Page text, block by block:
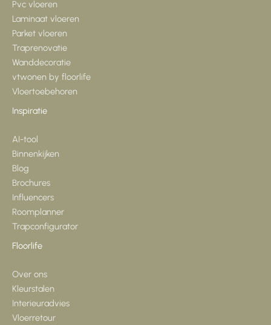
Pvc vloeren
Laminaat vloeren
Parket vloeren
Traprenovatie
Wanddecoratie
vtwonen by floorlife
Vloertoebehoren
Inspiratie
AI-tool
Binnenkijken
Blog
Brochures
Influencers
Roomplanner
Trapconfigurator
Floorlife
Over ons
Kleurstalen
Interieuradvies
Vloerretour